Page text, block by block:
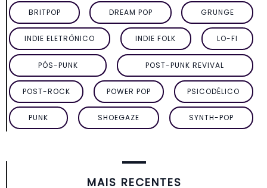
BRITPOP DREAM POP GRUNGE
INDIE ELETRÔNICO INDIE FOLK LO-FI
PÓS-PUNK POST-PUNK REVIVAL
POST-ROCK POWER POP PSICODÉLICO
PUNK SHOEGAZE SYNTH-POP
MAIS RECENTES